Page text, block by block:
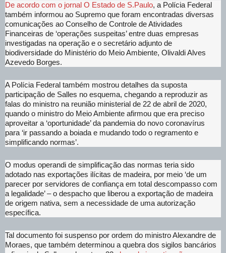
De acordo com o jornal O Estado de S.Paulo, a Polícia Federal
também informou ao Supremo que foram encontradas diversas
comunicações ao Conselho de Controle de Atividades
Financeiras de ‘operações suspeitas’ entre duas empresas
investigadas na operação e o secretário adjunto de
biodiversidade do Ministério do Meio Ambiente, Olivaldi Alves
Azevedo Borges.
A Polícia Federal também mostrou detalhes da suposta
participação de Salles no esquema, chegando a reproduzir as
falas do ministro na reunião ministerial de 22 de abril de 2020,
quando o ministro do Meio Ambiente afirmou que era preciso
aproveitar a ‘oportunidade’ da pandemia do novo coronavírus
para ‘ir passando a boiada e mudando todo o regramento e
simplificando normas’.
O modus operandi de simplificação das normas teria sido
adotado nas exportações ilícitas de madeira, por meio ‘de um
parecer por servidores de confiança em total descompasso com
a legalidade’ – o despacho que liberou a exportação de madeira
de origem nativa, sem a necessidade de uma autorização
específica.
Tal documento foi suspenso por ordem do ministro Alexandre de
Moraes, que também determinou a quebra dos sigilos bancários